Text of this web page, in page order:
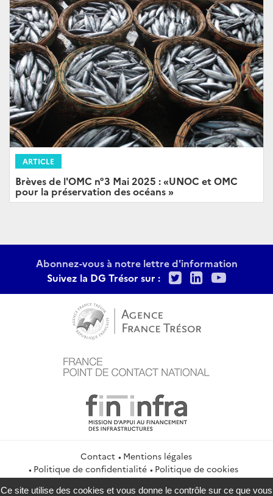
ARTICLE
Brèves de l'OMC n°3 Mai 2025 : «UNOC et OMC
pour la préservation des océans »
Abonnez-vous à notre lettre d'information
Suivez la DG Trésor sur :
TwitterLinkedIn
Contact
Mentions légales
Politique de confidentialité
Politique de cookies
Gestion des cookies
Flux RSS
Ce site utilise des cookies et vous donne le contrôle sur ce que vous